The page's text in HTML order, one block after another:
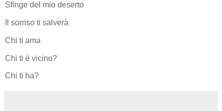
Sfinge del mio deserto
Il sorriso ti salverà
Chi ti ama
Chi ti è vicino?
Chi ti ha?